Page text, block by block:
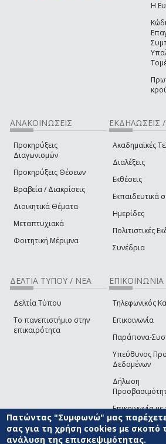
Η
ΑΝΑΚΟΙΝΩΣΕΙΣ
Προκηρύξεις
Διαγωνισμών
Προκηρύξεις Θέσεων
Βραβεία / Διακρίσεις
Διοικητικά Θέματα
Μεταπτυχιακά
Φοιτητική Μέριμνα
ΕΚΔΗΛΩΣΕΙΣ
Ακαδημαϊκές
Διαλέξεις
Εκθέσεις
Εκπαιδευτικά
Ημερίδες
Πολιτιστικές
Συνέδρια
ΔΕΛΤΙΑ ΤΥΠΟΥ / ΝΕΑ
Δελτία Τύπου
Το πανεπιστήμιο στην
επικαιρότητα
ΕΠΙΚΟΙΝΩΝΙΑ
Τηλεφωνικός
Επικοινωνία
Παράπονα-
Υπεύθυνος
Δεδομένων
Δήλωση
Επικοινωνία
Ανάπτυξης
© ΠΑΝΕΠΙΣΤΗΜΙΟ ΑΙΓΑΙΟΥ ΟΡΟΙ ΧΡΗΣΗΣ
Πατώντας "Συμφωνώ" μας
σας για τη χρήση cookies με σκοπό
ανάλυση της επισκεψιμότητας.